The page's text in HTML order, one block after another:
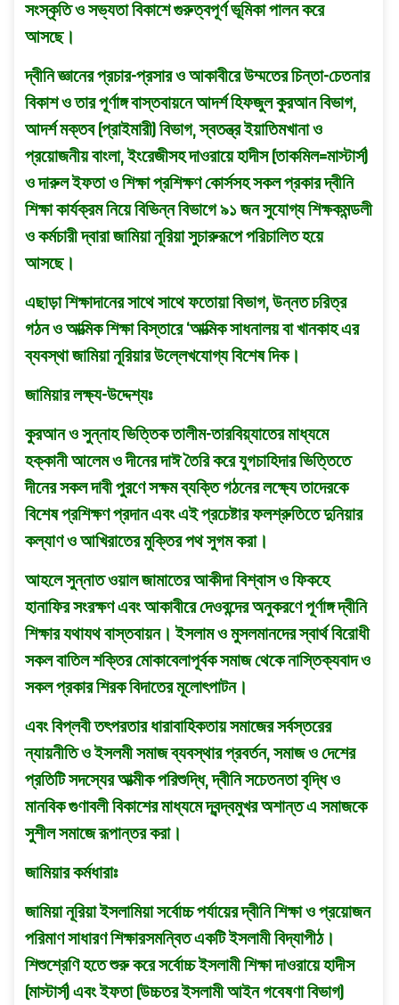
সংস্কৃতি ও সভ্যতা বিকাশে গুরুত্বপূর্ণ ভূমিকা পালন করে
আসছে।
দ্বীনি জ্ঞানের প্রচার-প্রসার ও আকাবীরে উম্মতের চিন্তা-চেতনার
বিকাশ ও তার পূর্ণাঙ্গ বাস্তবায়নে আদর্শ হিফজুল কুরআন বিভাগ,
আদর্শ মক্তব (প্রাইমারী) বিভাগ, স্বতন্ত্র ইয়াতিমখানা ও
প্রয়ােজনীয় বাংলা, ইংরেজীসহ দাওরায়ে হাদীস (তাকমিল=মাস্টার্স)
ও দারুল ইফতা ও শিক্ষা প্রশিক্ষণ কোর্সসহ সকল প্রকার দ্বীনি
শিক্ষা কার্যক্রম নিয়ে বিভিন্ন বিভাগে ৯১ জন সুযােগ্য শিক্ষকমন্ডলী
ও কর্মচারী দ্বারা জামিয়া নূরিয়া সুচারুরূপে পরিচালিত হয়ে
আসছে।
এছাড়া শিক্ষাদানের সাথে সাথে ফতােয়া বিভাগ, উন্নত চরিত্র
গঠন ও আত্মিক শিক্ষা বিস্তারে ‘আত্মিক সাধনালয় বা খানকাহ এর
ব্যবস্থা জামিয়া নূরিয়ার উল্লেখযােগ্য বিশেষ দিক।
জামিয়ার লক্ষ্য-উদ্দেশ্যঃ
কুরআন ও সুন্নাহ ভিত্তিক তালীম-তারবিয়্যাতের মাধ্যমে
হক্কানী আলেম ও দীনের দাঈ তৈরি করে যুগচাহিদার ভিত্তিতে
দীনের সকল দাবী পুরণে সক্ষম ব্যক্তি গঠনের লক্ষ্যে তাদেরকে
বিশেষ প্রশিক্ষণ প্রদান এবং এই প্রচেষ্টার ফলশ্রুতিতে দুনিয়ার
কল্যাণ ও আখিরাতের মুক্তির পথ সুগম করা।
আহলে সুন্নাত ওয়াল জামাতের আকীদা বিশ্বাস ও ফিকহে
হানাফির সংরক্ষণ এবং আকাবীরে দেওবন্দের অনুকরণে পূর্ণাঙ্গ দ্বীনি
শিক্ষার যথাযথ বাস্তবায়ন। ইসলাম ও মুসলমানদের স্বার্থ বিরােধী
সকল বাতিল শক্তির মােকাবেলাপূর্বক সমাজ থেকে নাস্তিক্যবাদ ও
সকল প্রকার শিরক বিদাতের মূলােৎপাটন।
এবং বিপ্লবী তৎপরতার ধারাবাহিকতায় সমাজের সর্বস্তরের
ন্যায়নীতি ও ইসলমী সমাজ ব্যবস্থার প্রবর্তন, সমাজ ও দেশের
প্রতিটি সদস্যের আত্মীক পরিশুদ্ধি, দ্বীনি সচেতনতা বৃদ্ধি ও
মানবিক গুণাবলী বিকাশের মাধ্যমে দ্বন্দ্বমুখর অশান্ত এ সমাজকে
সুশীল সমাজে রূপান্তর করা।
জামিয়ার কর্মধারাঃ
জামিয়া নূরিয়া ইসলামিয়া সর্বোচ্চ পর্যায়ের দ্বীনি শিক্ষা ও প্রয়ােজন
পরিমাণ সাধারণ শিক্ষারসমন্বিত একটি ইসলামী বিদ্যাপীঠ।
শিশুশ্রেণি হতে শুরু করে সর্বোচ্চ ইসলামী শিক্ষা দাওরায়ে হাদীস
(মাস্টার্স) এবং ইফতা (উচ্চতর ইসলামী আইন গবেষণা বিভাগ)